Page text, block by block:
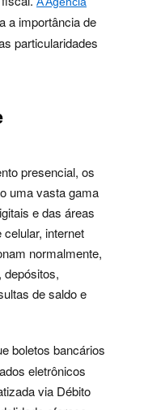
a importância de
particularidades
presencial, os
uma vasta gama
e das áreas
internet
normalmente,
depósitos,
de saldo e
boletos bancários
eletrônicos
via Débito